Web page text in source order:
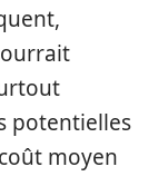
potentielles
moyen